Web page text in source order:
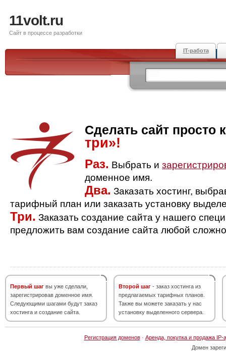
11volt.ru
Сайт в процессе разработки
IT-работа
Сделать сайт просто
три»!
Раз. Выбрать и
доменное имя.
Два. Заказать хостинг,
тарифный план или заказать установку
Три. Заказать создание сайта у нашего
предложить вам создание сайта любой
Первый шаг вы уже сделали,
зарегистрировав доменное имя.
Следующими шагами будут заказ
хостинга и создание сайта.
Второй шаг - заказ хостинга из
предлагаемых тарифных планов.
Также вы можете заказать у нас
установку выделенного сервера.
Регистрация доменов· Аренда, покупка и продажа IP-
Домен